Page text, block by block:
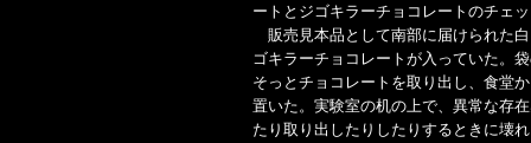
ートとジゴキラーチョコレートのチェ
販売見本品として南部に届けられた
ゴキラーチョコレートが入っていた。
そっとチョコレートを取り出し、食堂
置いた。実験室の机の上で、異常な存
たり取り出したりしたりするときに壊